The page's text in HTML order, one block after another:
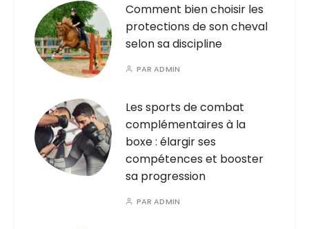
Comment bien choisir les
protections de son cheval
selon sa discipline
PARADMIN
Les sports de combat
complémentaires à la
boxe : élargir ses
compétences et booster
sa progression
PARADMIN